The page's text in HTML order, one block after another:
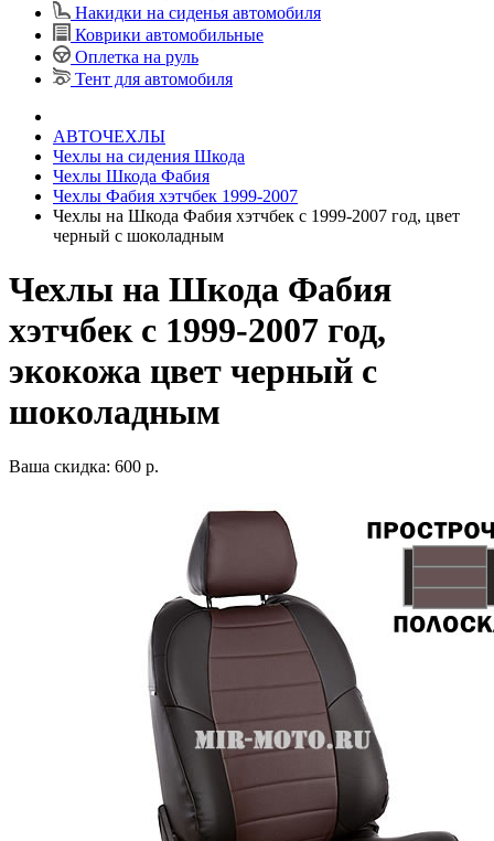
Накидки на сиденья автомобиля
Коврики автомобильные
Оплетка на руль
Тент для автомобиля
АВТОЧЕХЛЫ
Чехлы на сидения Шкода
Чехлы Шкода Фабия
Чехлы Фабия хэтчбек 1999-2007
Чехлы на Шкода Фабия хэтчбек с 1999-2007 год, цвет
черный с шоколадным
Чехлы на Шкода Фабия
хэтчбек с 1999-2007 год,
экокожа цвет черный с
шоколадным
Ваша скидка: 600 р.